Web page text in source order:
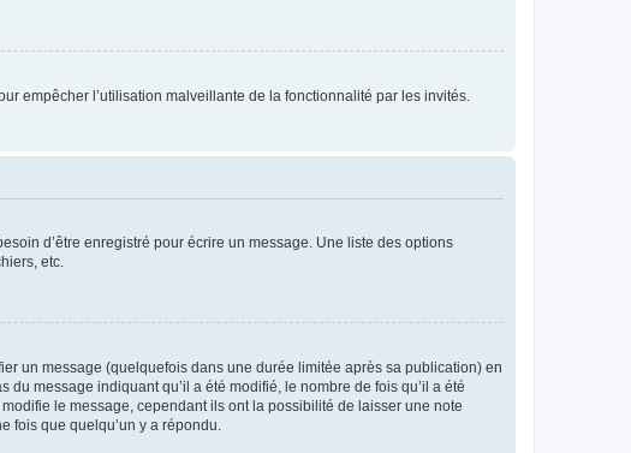
empêcher l’utilisation malveillante de la fonctionnalité par les invités.
d’être enregistré pour écrire un message. Une liste des options
etc.
un message (quelquefois dans une durée limitée après sa publication) en
message indiquant qu’il a été modifié, le nombre de fois qu’il a été
le message, cependant ils ont la possibilité de laisser une note
fois que quelqu’un y a répondu.